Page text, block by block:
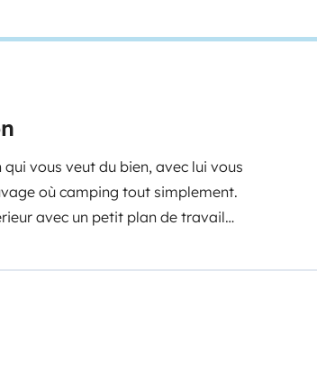
vous veut du bien, avec lui vous
où camping tout simplement.
avec un petit plan de travail
de 80L et une pompe
surmatelas et d'oreiller à